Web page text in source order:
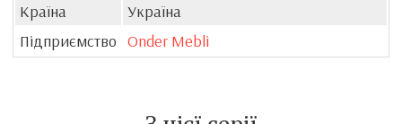
Країна
Україна
Підприємство Onder Mebli